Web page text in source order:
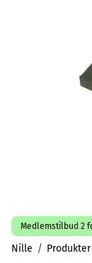
Medlemstilbud 2
Nille Produkter